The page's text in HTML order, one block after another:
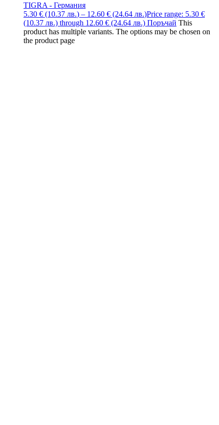
TIGRA - Германия
5.30 € (10.37 лв.) – 12.60 € (24.64 лв.)Price range: 5.30 €
(10.37 лв.) through 12.60 € (24.64 лв.) Поръчай This
product has multiple variants. The options may be chosen on
the product page